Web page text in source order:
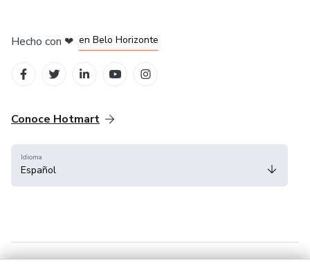
Hecho con ❤ en Belo Horizonte
Conoce Hotmart
Idioma
Español